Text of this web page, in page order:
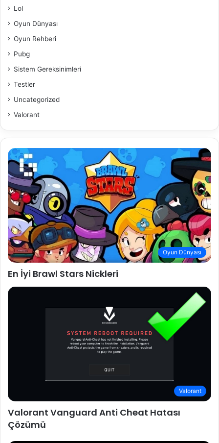
Lol
Oyun Dünyası
Oyun Rehberi
Pubg
Sistem Gereksinimleri
Testler
Uncategorized
Valorant
Oyun Dünyası
En İyi Brawl Stars Nickleri
Valorant
Valorant Vanguard Anti Cheat Hatası
Çözümü